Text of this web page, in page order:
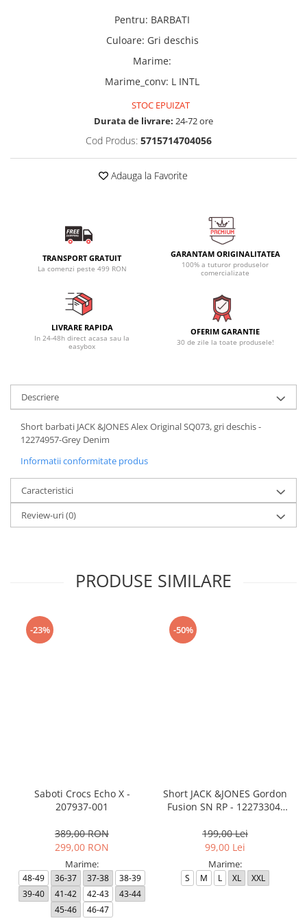
Pentru: BARBATI
Culoare: Gri deschis
Marime:
Marime_conv: L INTL
STOC EPUIZAT
Durata de livrare: 24-72 ore
Cod Produs: 5715714704056
Adauga la Favorite
TRANSPORT GRATUIT
La comenzi peste 499 RON
GARANTAM ORIGINALITATEA
100% a tuturor produselor
comercializate
LIVRARE RAPIDA
In 24-48h direct acasa sau la
easybox
OFERIM GARANTIE
30 de zile la toate produsele!
Descriere
Short barbati JACK &JONES Alex Original SQ073, gri deschis -
12274957-Grey Denim
Informatii conformitate produs
Caracteristici
Review-uri(0)
PRODUSE SIMILARE
-23%
Saboti Crocs Echo X -
207937-001
389,00 RON
299,00 RON
Marime:
48-49 36-37 37-38
38-39
39-40
41-42 42-43
43-44
45-46
46-47
-50%
Short JACK &JONES Gordon
Fusion SN RP - 12273304-
199,00 Lei
99,00 Lei
Marime:
S M L XL XXL